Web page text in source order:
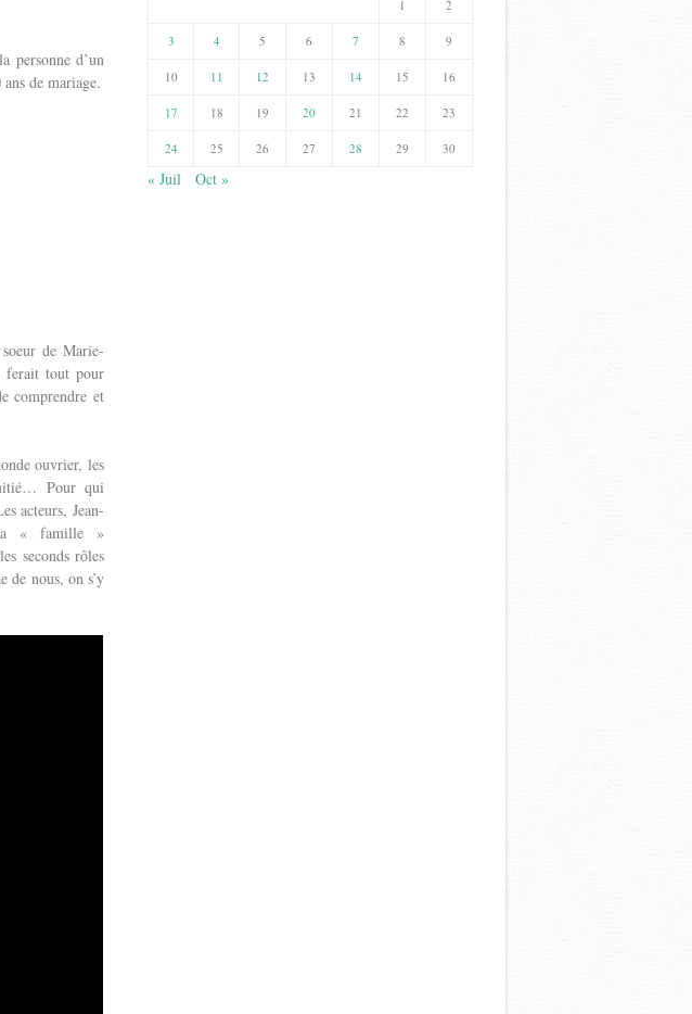
personne d’un
de mariage.
de Marie-
ferait tout pour
comprendre et
ouvrier, les
Pour qui
acteurs, Jean-
la « famille »
seconds rôles
de nous, on s’y
1 2
3 4 5 6 7 8 9
10 11 12 13 14 15 16
17 18 19 20 21 22 23
24 25 26 27 28 29 30
« Juil Oct »